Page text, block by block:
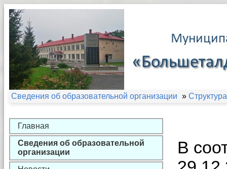
Сведения об образовательной организации »
Главная
Сведения об образовательной
организации
В